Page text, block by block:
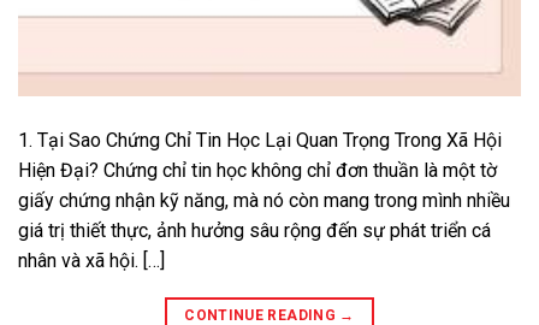
1. Tại Sao Chứng Chỉ Tin Học Lại Quan Trọng Trong Xã Hội
Hiện Đại? Chứng chỉ tin học không chỉ đơn thuần là một tờ
giấy chứng nhận kỹ năng, mà nó còn mang trong mình nhiều
giá trị thiết thực, ảnh hưởng sâu rộng đến sự phát triển cá
nhân và xã hội. […]
CONTINUE READING →